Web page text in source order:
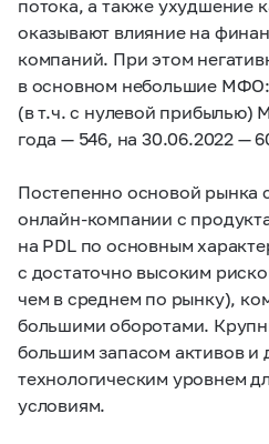
потока, а также ухудшение
оказывают влияние на
компаний. При этом
в основном небольшие МФО:
(в т.ч. с нулевой прибылью)
года — 546, на 30.06.2022 —
Постепенно основой рынка
онлайн-компании с
на PDL по основным
с достаточно высоким
чем в среднем по рынку),
большими оборотами.
большим запасом активов и
технологическим уровнем
условиям.